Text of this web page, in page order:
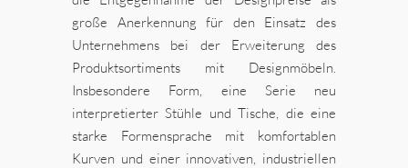
große Anerkennung für den Einsatz des
Unternehmens bei der Erweiterung des
Produktsortiments mit Designmöbeln.
Insbesondere Form, eine Serie neu
interpretierter Stühle und Tische, die eine
starke Formensprache mit komfortablen
Kurven und einer innovativen, industriellen